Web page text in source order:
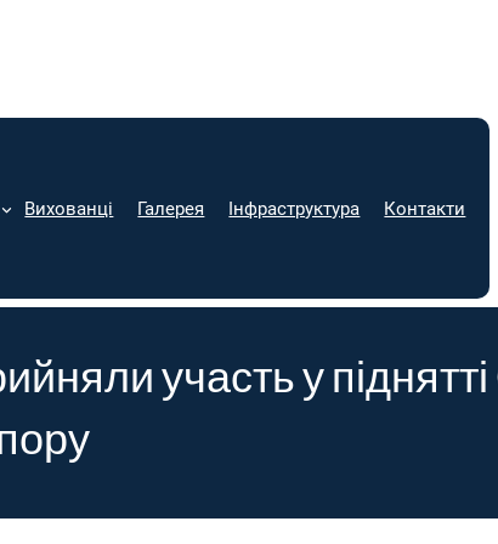
Вихованці Галерея Інфраструктура Контакти
участь у піднятті